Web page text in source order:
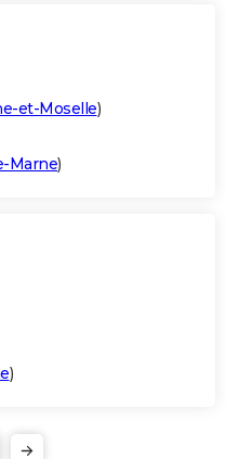
et-Moselle)
Marne)
)